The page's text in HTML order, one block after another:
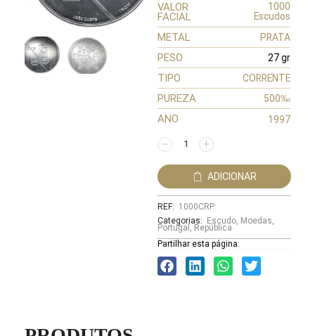
VALOR
FACIAL
1000
Escudos
METAL PRATA
PESO 27 gr
TIPO CORRENTE
PUREZA 500‰
ANO 1997
ADICIONAR
REF: 1000CRP
Categorias:
Escudo, Moedas,
Portugal , República
Partilhar esta página: